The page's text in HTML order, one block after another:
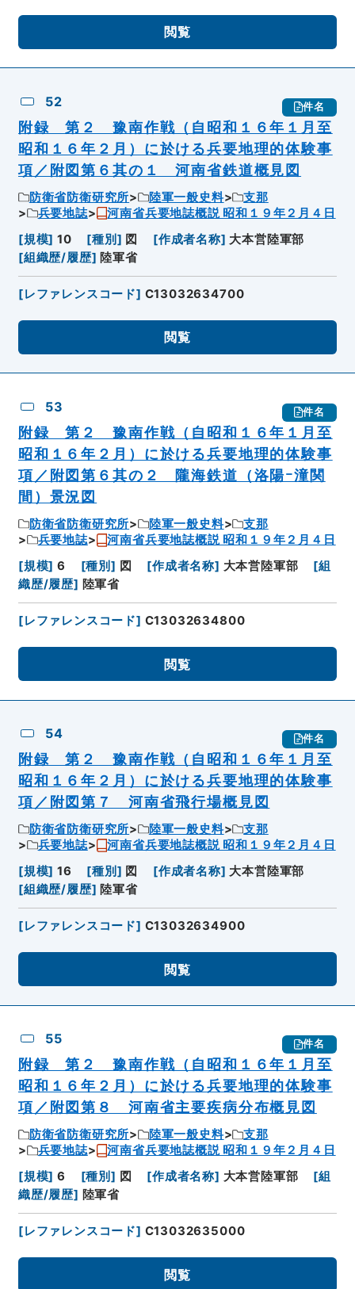
閲覧
52 件名
附録 第２ 豫南作戦（自昭和１６年１月至
昭和１６年２月）に於ける兵要地理的体験事
項／附図第６其の１ 河南省鉄道概見図
防衛省防衛研究所 陸軍一般史料
支那
兵要地誌
河南省兵要地誌概説 昭和１９年２月４日
[規模] 10 [種別 ] 図 [作成者名称] 大本営陸軍部
[組織歴/履歴] 陸軍省
[レファレンスコード] C13032634700
閲覧
53 件名
附録 第２ 豫南作戦（自昭和１６年１月至
昭和１６年２月）に於ける兵要地理的体験事
項／附図第６其の２ 隴海鉄道（洛陽ｰ潼関
間）景況図
防衛省防衛研究所 陸軍一般史料
支那
兵要地誌
河南省兵要地誌概説 昭和１９年２月４日
[規模] 6 [種別 ] 図 [作成者名称] 大本営陸軍部 [組
織歴/履歴] 陸軍省
[レファレンスコード] C13032634800
閲覧
54 件名
附録 第２ 豫南作戦（自昭和１６年１月至
昭和１６年２月）に於ける兵要地理的体験事
項／附図第７ 河南省飛行場概見図
防衛省防衛研究所 陸軍一般史料
支那
兵要地誌
河南省兵要地誌概説 昭和１９年２月４日
[規模] 16 [種別 ] 図 [作成者名称] 大本営陸軍部
[組織歴/履歴] 陸軍省
[レファレンスコード] C13032634900
閲覧
55 件名
附録 第２ 豫南作戦（自昭和１６年１月至
昭和１６年２月）に於ける兵要地理的体験事
項／附図第８ 河南省主要疾病分布概見図
防衛省防衛研究所 陸軍一般史料
支那
兵要地誌
河南省兵要地誌概説 昭和１９年２月４日
[規模] 6 [種別 ] 図 [作成者名称] 大本営陸軍部 [組
織歴/履歴] 陸軍省
[レファレンスコード] C13032635000
閲覧